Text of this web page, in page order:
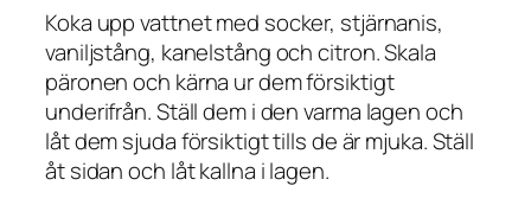
Koka upp vattnet med socker, stjärnanis,
vaniljstång, kanelstång och citron. Skala
päronen och kärna ur dem försiktigt
underifrån. Ställ dem i den varma lagen och
låt dem sjuda försiktigt tills de är mjuka. Ställ
åt sidan och låt kallna i lagen.